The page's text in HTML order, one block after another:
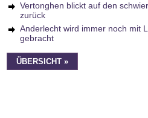
Vertonghen blickt auf den
zurück
Anderlecht wird immer noch mit
gebracht
ÜBERSICHT »